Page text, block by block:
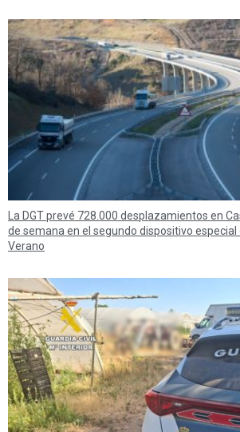
La DGT prevé 728.000 desplazamientos en
de semana en el segundo dispositivo especial
Verano